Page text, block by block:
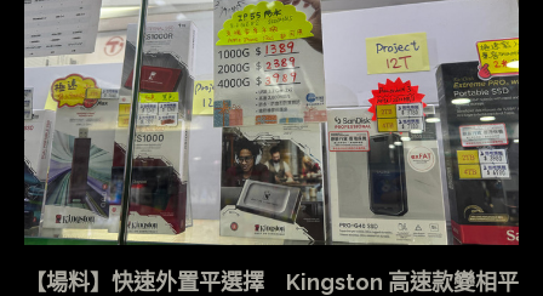
【場料】快速外置平選擇 Kingston 高速款變相平